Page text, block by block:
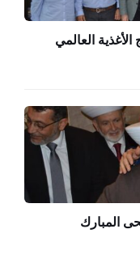
العالمي
المبارك